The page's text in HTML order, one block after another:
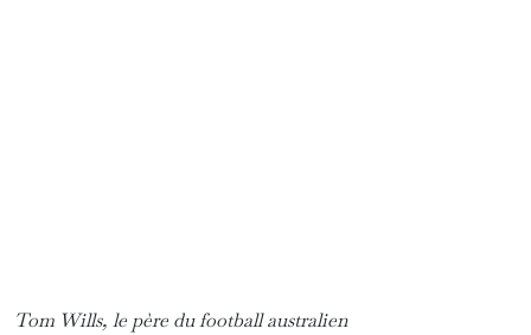
Melbourne, Carlton… Tous adhèrent aux